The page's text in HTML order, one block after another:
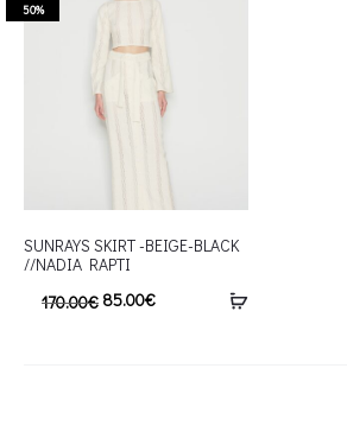
50%
SUNRAYS SKIRT -BEIGE-BLACK
//NADIA RAPTI
170.00€ 85.00€